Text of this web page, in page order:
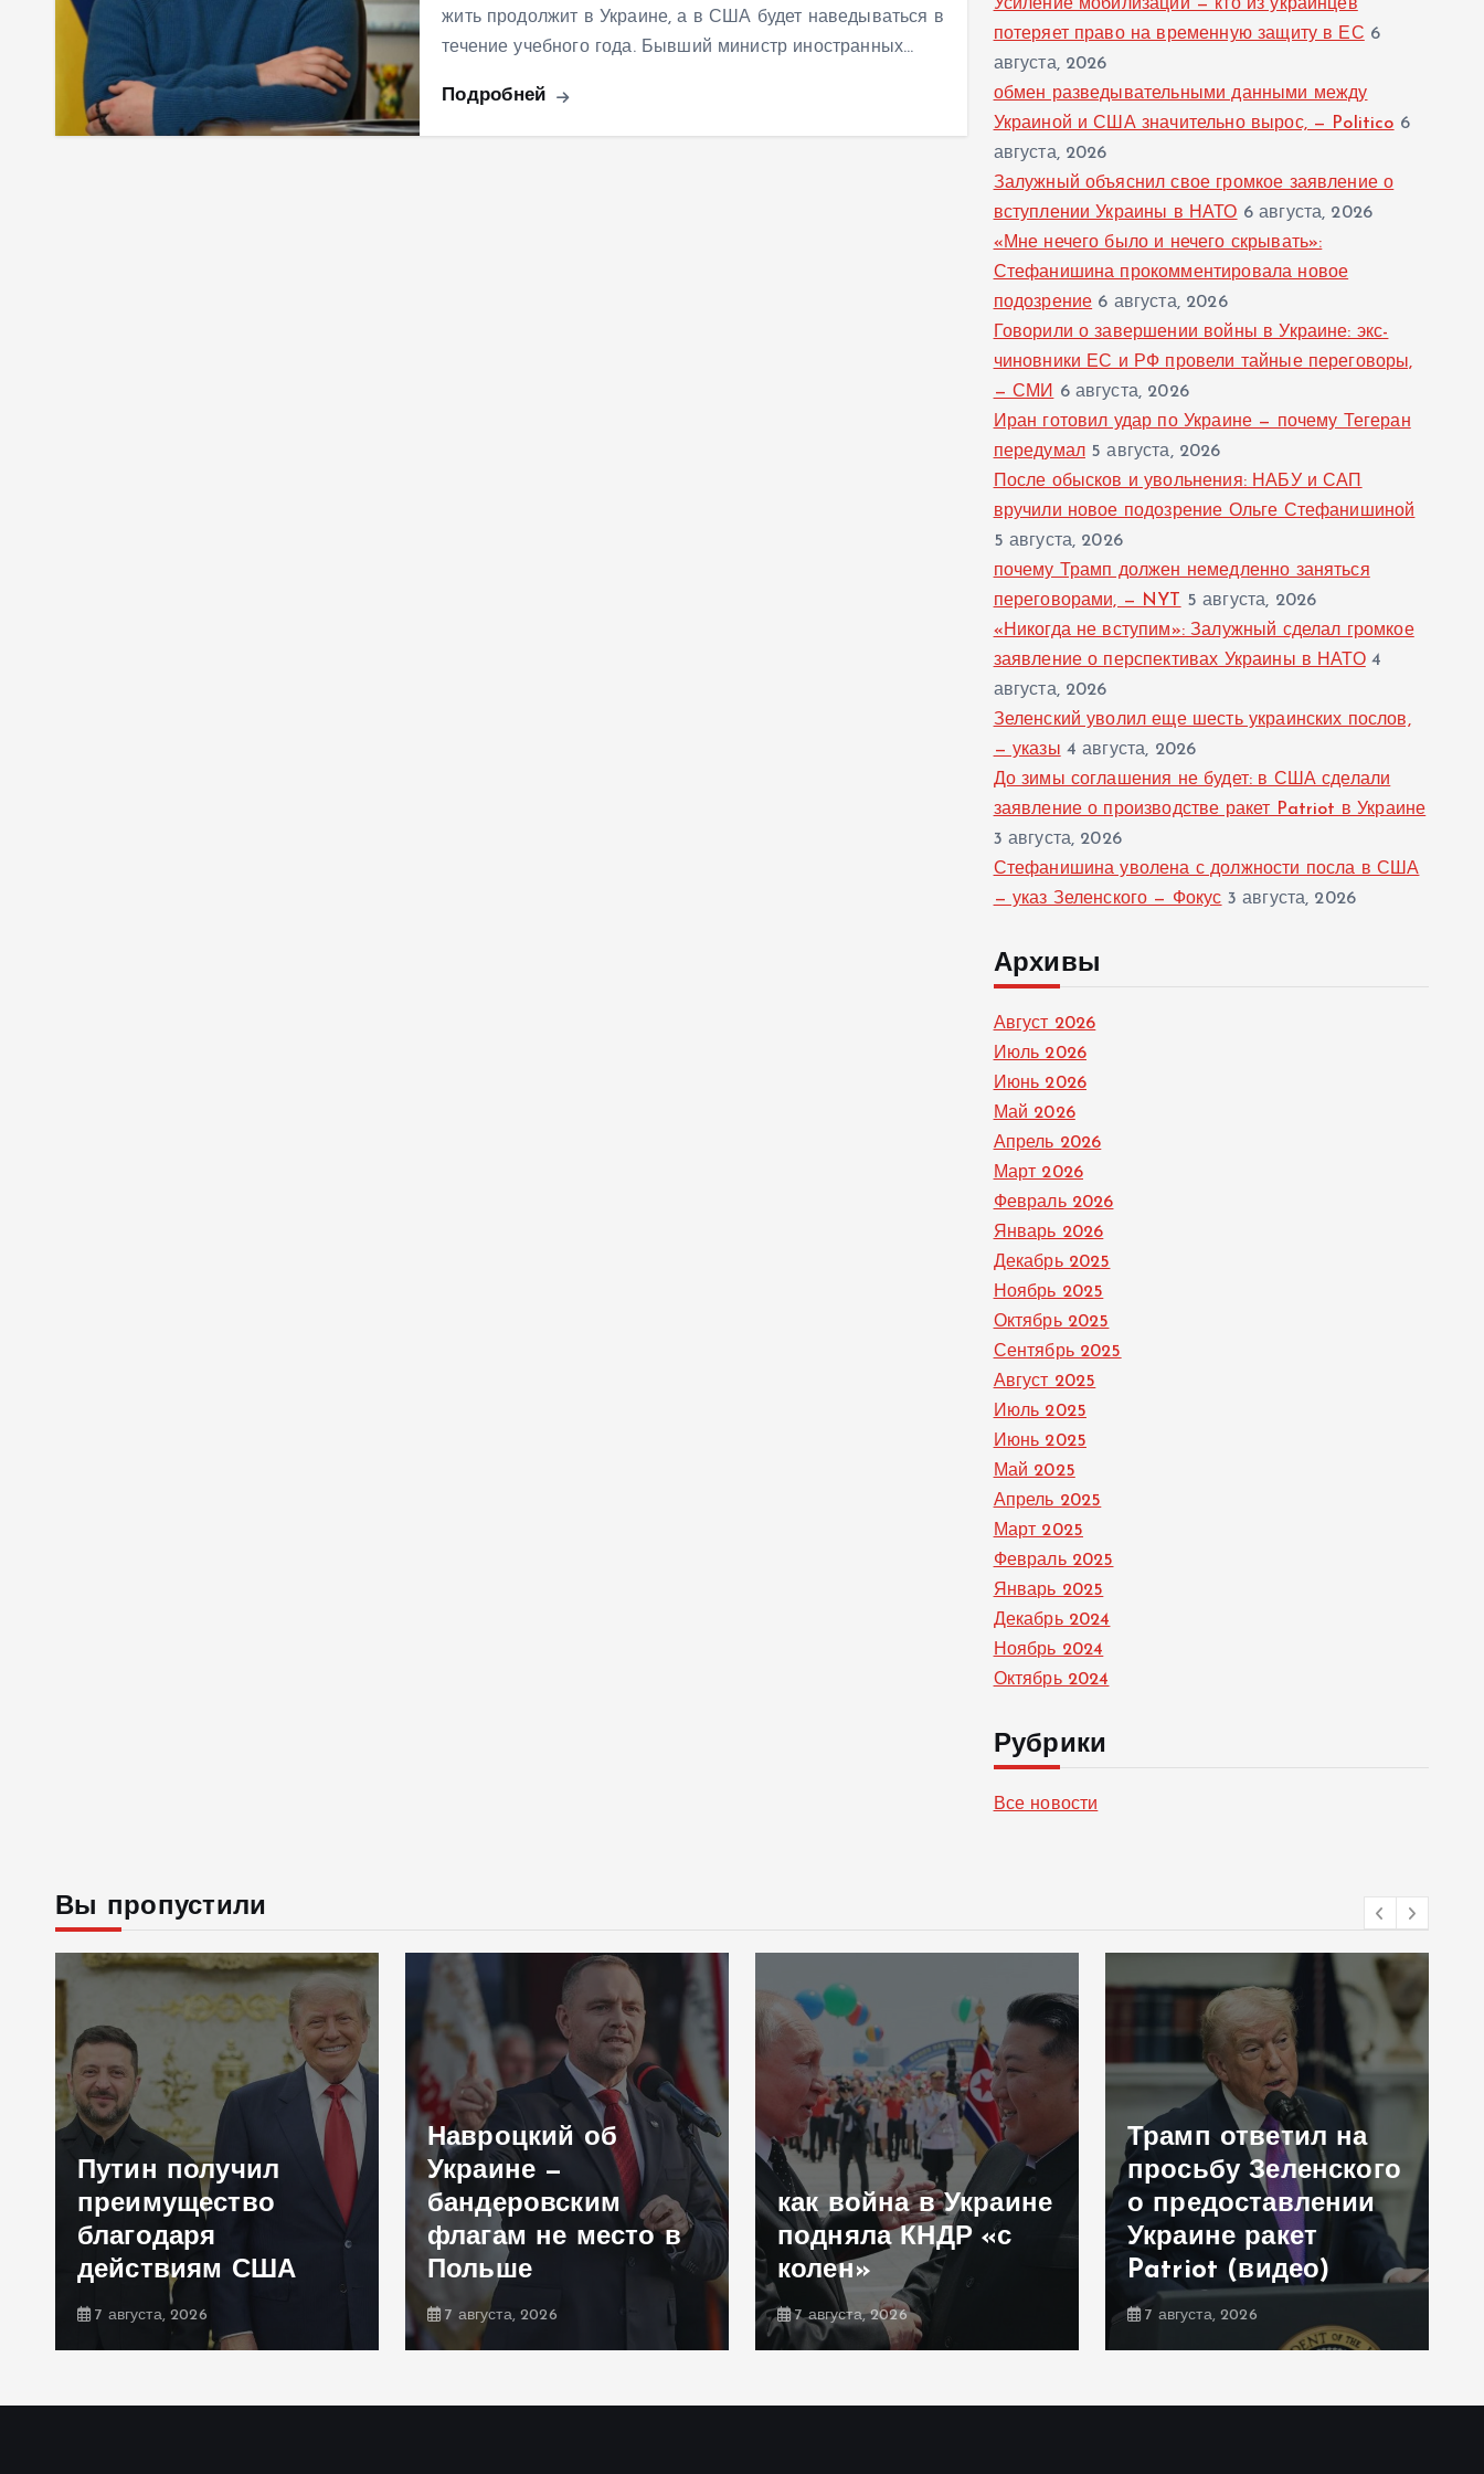
жить продолжит в Украине, а в США будет наведываться в
течение учебного года. Бывший министр иностранных…
Подробней
Усиление мобилизации — кто из украинцев
потеряет право на временную защиту в ЕС 6
августа, 2026
обмен разведывательными данными между
Украиной и США значительно вырос, — Politico 6
августа, 2026
Залужный объяснил свое громкое заявление о
вступлении Украины в НАТО 6 августа, 2026
«Мне нечего было и нечего скрывать»:
Стефанишина прокомментировала новое
подозрение 6 августа, 2026
Говорили о завершении войны в Украине: экс-
чиновники ЕС и РФ провели тайные переговоры,
— СМИ 6 августа, 2026
Иран готовил удар по Украине — почему Тегеран
передумал 5 августа, 2026
После обысков и увольнения: НАБУ и САП
вручили новое подозрение Ольге Стефанишиной
5 августа, 2026
почему Трамп должен немедленно заняться
переговорами, — NYT
5 августа, 2026
«Никогда не вступим»: Залужный сделал громкое
заявление о перспективах Украины в НАТО 4
августа, 2026
Зеленский уволил еще шесть украинских послов,
— указы 4 августа, 2026
До зимы соглашения не будет: в США сделали
заявление о производстве ракет Patriot в Украине
3 августа, 2026
Стефанишина уволена с должности посла в США
— указ Зеленского — Фокус 3 августа, 2026
Архивы
Август 2026
Июль 2026
Июнь 2026
Май 2026
Апрель 2026
Март 2026
Февраль 2026
Январь 2026
Декабрь 2025
Ноябрь 2025
Октябрь 2025
Сентябрь 2025
Август 2025
Июль 2025
Июнь 2025
Май 2025
Апрель 2025
Март 2025
Февраль 2025
Январь 2025
Декабрь 2024
Ноябрь 2024
Октябрь 2024
Рубрики
Все новости
Вы пропустили
Путин получил
преимущество
благодаря
действиям США
7 августа, 2026
Навроцкий об
Украине —
бандеровским
флагам не место в
Польше
7 августа, 2026
как война в Украине
подняла КНДР «с
колен»
7 августа, 2026
Трамп ответил на
просьбу Зеленского
о предоставлении
Украине ракет
Patriot (видео)
7 августа, 2026